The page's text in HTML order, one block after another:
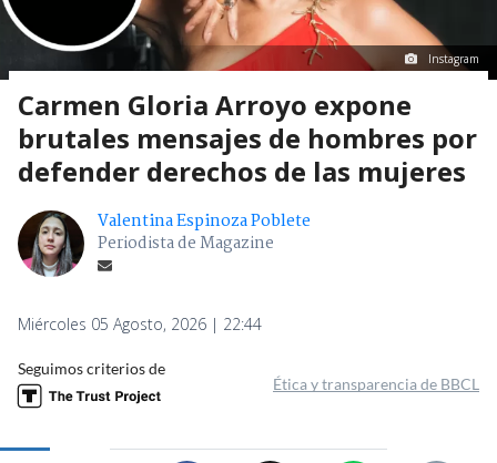
Instagram
Carmen Gloria Arroyo expone
brutales mensajes de hombres por
defender derechos de las mujeres
Valentina Espinoza Poblete
Periodista de Magazine
Miércoles 05 Agosto, 2026 | 22:44
Seguimos criterios de
Ética y transparencia de BBCL